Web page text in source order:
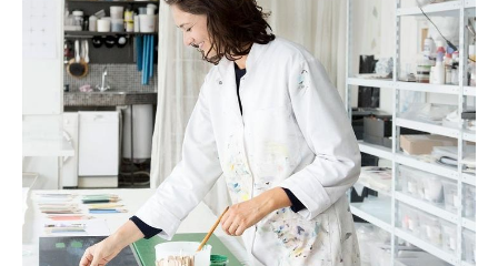
... alle Aufbewahrungsmöbel
Licht
Hängeleuchten & Deckenleuchten
Tischleuchten
Schreibtischleuchten
Stehleuchten & Leseleuchten